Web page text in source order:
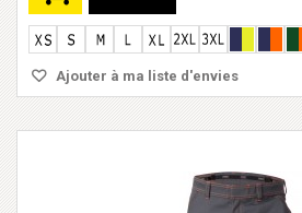
Ajouter à ma liste d'envies